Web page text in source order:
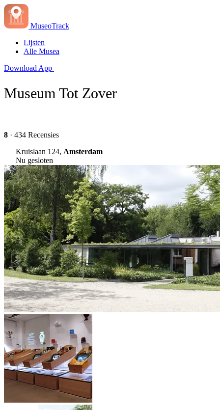
MuseoTrack
Lijsten
Alle Musea
Download App
Museum Tot Zover
8 · 434 Recensies
Kruislaan 124, Amsterdam
Nu gesloten